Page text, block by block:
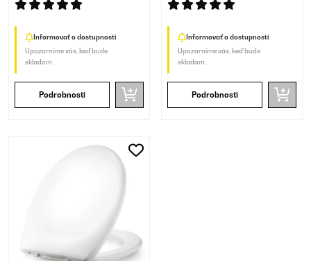
Informovať o dostupnosti
Upozorníme vás, keď bude
skladom.
Podrobnosti
Informovať o dostupnosti
Upozorníme vás, keď bude
skladom.
Podrobnosti